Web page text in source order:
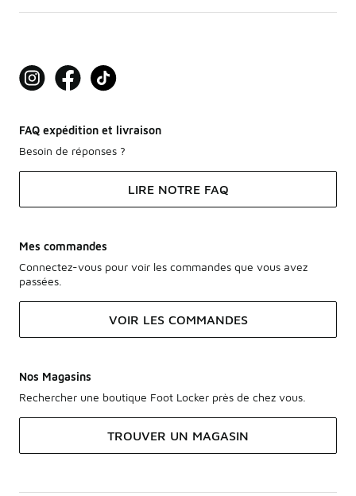
FAQ expédition et livraison
Besoin de réponses ?
LIRE NOTRE FAQ
Mes commandes
Connectez-vous pour voir les commandes que vous avez
passées.
VOIR LES COMMANDES
Nos Magasins
Rechercher une boutique Foot Locker près de chez vous.
TROUVER UN MAGASIN